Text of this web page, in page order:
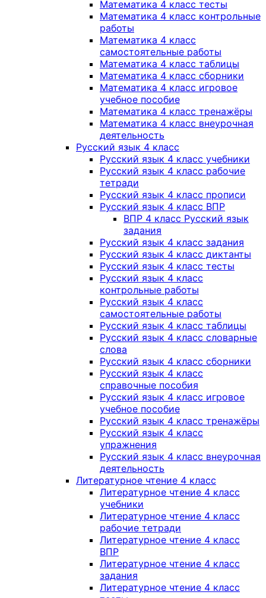
Математика 4 класс тесты
Математика 4 класс контрольные
работы
Математика 4 класс
самостоятельные работы
Математика 4 класс таблицы
Математика 4 класс сборники
Математика 4 класс игровое
учебное пособие
Математика 4 класс тренажёры
Математика 4 класс внеурочная
деятельность
Русский язык 4 класс
Русский язык 4 класс учебники
Русский язык 4 класс рабочие
тетради
Русский язык 4 класс прописи
Русский язык 4 класс ВПР
ВПР 4 класс Русский язык
задания
Русский язык 4 класс задания
Русский язык 4 класс диктанты
Русский язык 4 класс тесты
Русский язык 4 класс
контрольные работы
Русский язык 4 класс
самостоятельные работы
Русский язык 4 класс таблицы
Русский язык 4 класс словарные
слова
Русский язык 4 класс сборники
Русский язык 4 класс
справочные пособия
Русский язык 4 класс игровое
учебное пособие
Русский язык 4 класс тренажёры
Русский язык 4 класс
упражнения
Русский язык 4 класс внеурочная
деятельность
Литературное чтение 4 класс
Литературное чтение 4 класс
учебники
Литературное чтение 4 класс
рабочие тетради
Литературное чтение 4 класс
ВПР
Литературное чтение 4 класс
задания
Литературное чтение 4 класс